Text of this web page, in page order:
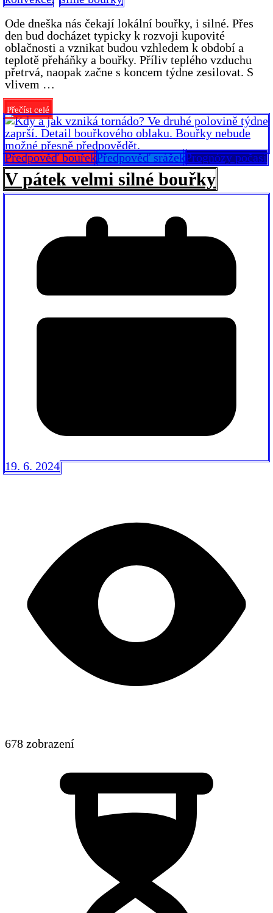
Ode dneška nás čekají lokální bouřky, i silné. Přes
den bud docházet typicky k rozvoji kupovité
oblačnosti a vznikat budou vzhledem k období a
teplotě přeháňky a bouřky. Příliv teplého vzduchu
přetrvá, naopak začne s koncem týdne zesilovat. S
vlivem …
Přečíst celé
Předpověď bouřekPředpověď srážekPrognózy počasí
V pátek velmi silné bouřky
19. 6. 2024
678 zobrazení